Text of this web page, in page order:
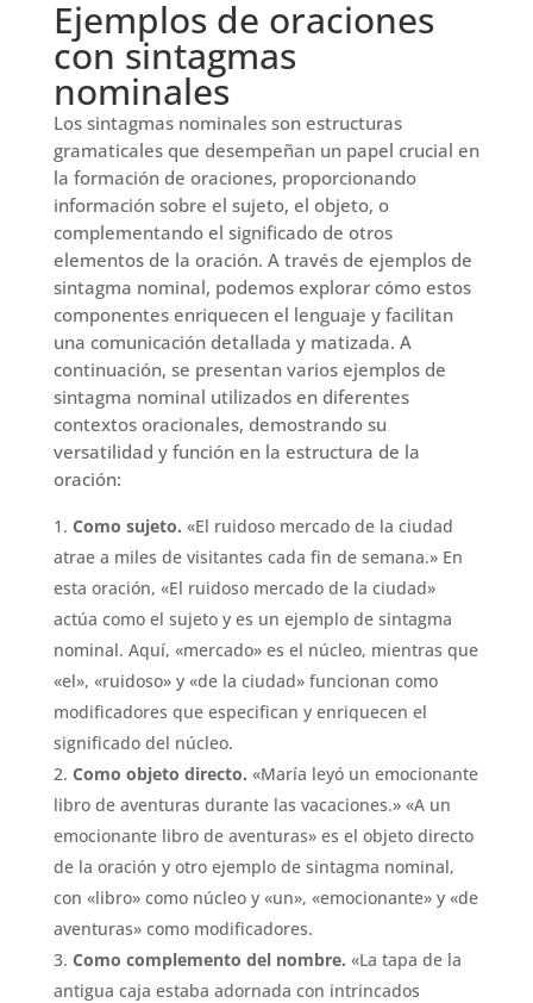
Ejemplos de oraciones
con sintagmas
nominales
Los sintagmas nominales son estructuras
gramaticales que desempeñan un papel crucial en
la formación de oraciones, proporcionando
información sobre el sujeto, el objeto, o
complementando el significado de otros
elementos de la oración. A través de ejemplos de
sintagma nominal, podemos explorar cómo estos
componentes enriquecen el lenguaje y facilitan
una comunicación detallada y matizada. A
continuación, se presentan varios ejemplos de
sintagma nominal utilizados en diferentes
contextos oracionales, demostrando su
versatilidad y función en la estructura de la
oración:
Como sujeto. «El ruidoso mercado de la ciudad
atrae a miles de visitantes cada fin de semana.» En
esta oración, «El ruidoso mercado de la ciudad»
actúa como el sujeto y es un ejemplo de sintagma
nominal. Aquí, «mercado» es el núcleo, mientras que
«el», «ruidoso» y «de la ciudad» funcionan como
modificadores que especifican y enriquecen el
significado del núcleo.
Como objeto directo. «María leyó un emocionante
libro de aventuras durante las vacaciones.» «A un
emocionante libro de aventuras» es el objeto directo
de la oración y otro ejemplo de sintagma nominal,
con «libro» como núcleo y «un», «emocionante» y «de
aventuras» como modificadores.
Como complemento del nombre. «La tapa de la
antigua caja estaba adornada con intrincados